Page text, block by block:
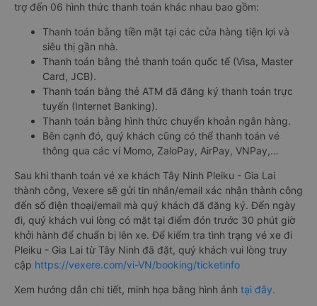
trợ đến 06 hình thức thanh toán khác nhau bao gồm:
Thanh toán bằng tiền mặt tại các cửa hàng tiện lợi và
siêu thị gần nhà.
Thanh toán bằng thẻ thanh toán quốc tế (Visa, Master
Card, JCB).
Thanh toán bằng thẻ ATM đã đăng ký thanh toán trực
tuyến (Internet Banking).
Thanh toán bằng hình thức chuyển khoản ngân hàng.
Bên cạnh đó, quý khách cũng có thể thanh toán vé
thông qua các ví Momo, ZaloPay, AirPay, VNPay,…
Sau khi thanh toán vé xe khách Tây Ninh Pleiku - Gia Lai
thành công, Vexere sẽ gửi tin nhắn/email xác nhận thành công
đến số điện thoại/email mà quý khách đã đăng ký. Đến ngày
đi, quý khách vui lòng có mặt tại điểm đón trước 30 phút giờ
khởi hành để chuẩn bị lên xe. Để kiểm tra tình trạng vé xe đi
Pleiku - Gia Lai từ Tây Ninh đã đặt, quý khách vui lòng truy
cập https://vexere.com/vi-VN/booking/ticketinfo
Xem hướng dẫn chi tiết, minh họa bằng hình ảnh tại đây.